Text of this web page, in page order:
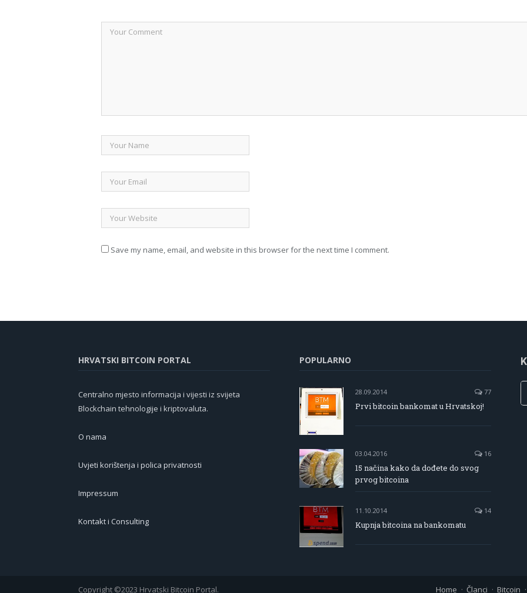
Save my name, email, and website in this browser for the next time I comment.
HRVATSKI BITCOIN PORTAL
Centralno mjesto informacija i vijesti iz svijeta
Blockchain tehnologije i kriptovaluta.
O nama
Uvjeti korištenja i polica privatnosti
Impressum
Kontakt i Consulting
POPULARNO
28.09.2014 77
Prvi bitcoin bankomat u Hrvatskoj!
03.04.2016 16
15 načina kako da dođete do svog
prvog bitcoina
11.10.2014 14
Kupnja bitcoina na bankomatu
Home Članci Bitcoin
Copyright ©2023 Hrvatski Bitcoin Portal.